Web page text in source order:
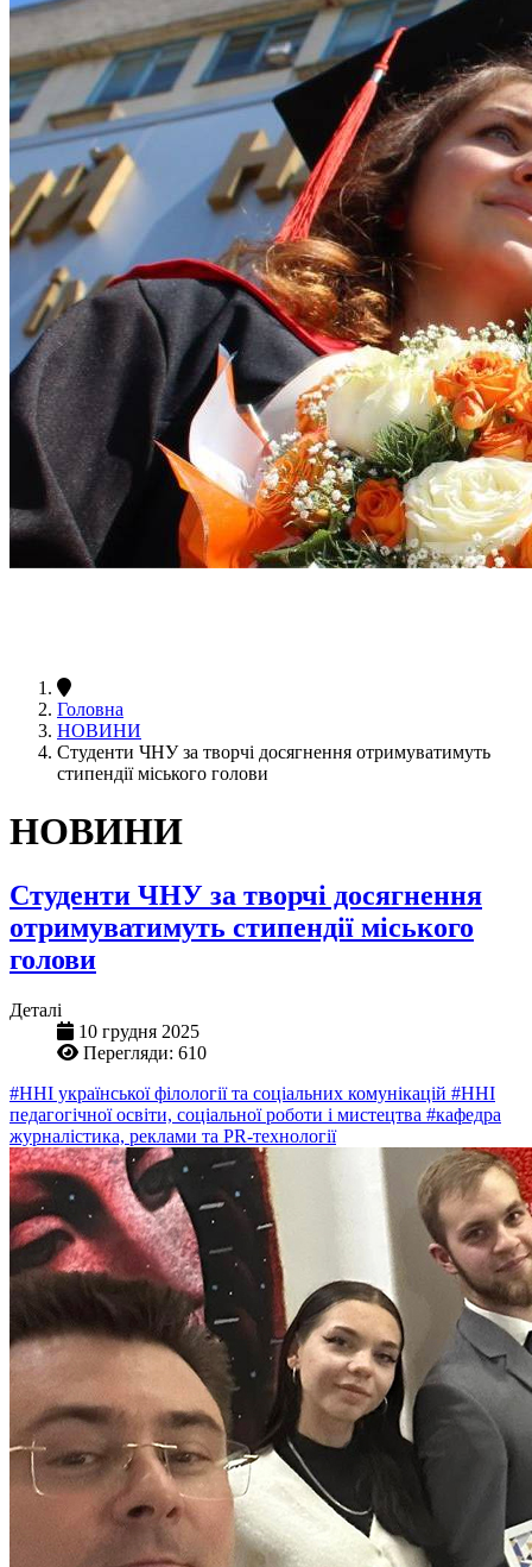
Головна
НОВИНИ
Студенти ЧНУ за творчі досягнення отримуватимуть
стипендії міського голови
НОВИНИ
Студенти ЧНУ за творчі досягнення
отримуватимуть стипендії міського
голови
Деталі
10 грудня 2025
Перегляди: 610
#ННІ української філології та соціальних комунікацій #ННІ
педагогічної освіти, соціальної роботи і мистецтва #кафедра
журналістика, реклами та PR-технології